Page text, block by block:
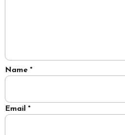
Name *
Email *